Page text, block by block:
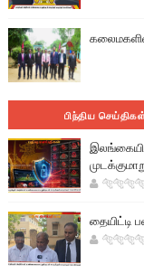
பிந்திய
தையிட்டி